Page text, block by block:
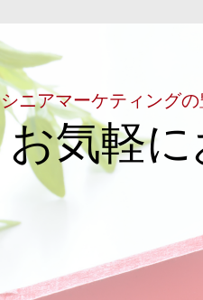
シニアマーケティング
お気軽